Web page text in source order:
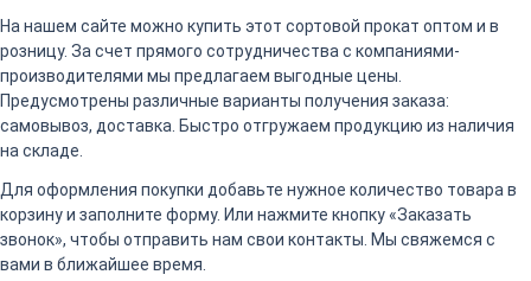
На нашем сайте можно купить этот сортовой прокат оптом и в
розницу. За счет прямого сотрудничества с компаниями-
производителями мы предлагаем выгодные цены.
Предусмотрены различные варианты получения заказа:
самовывоз, доставка. Быстро отгружаем продукцию из наличия
на складе.
Для оформления покупки добавьте нужное количество товара в
корзину и заполните форму. Или нажмите кнопку «Заказать
звонок», чтобы отправить нам свои контакты. Мы свяжемся с
вами в ближайшее время.